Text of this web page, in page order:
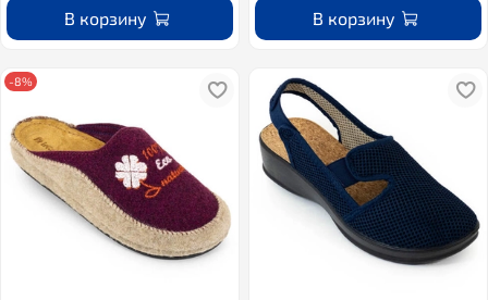
В корзину В корзину
-8%